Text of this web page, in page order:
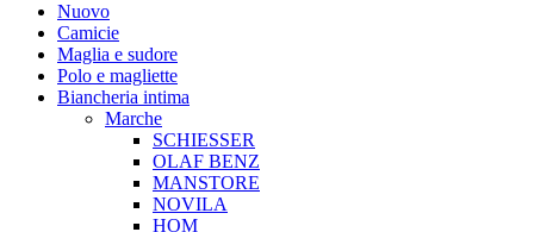
Nuovo
Camicie
Maglia e sudore
Polo e magliette
Biancheria intima
Marche
SCHIESSER
OLAF BENZ
MANSTORE
NOVILA
HOM